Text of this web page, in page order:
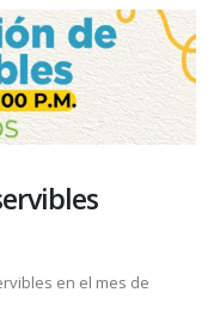
en el mes de